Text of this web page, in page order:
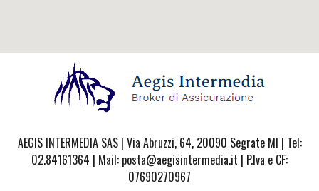
AEGIS INTERMEDIA SAS | Via Abruzzi, 64, 20090 Segrate MI | Tel:
02.84161364 | Mail: posta@aegisintermedia.it | P.Iva e CF:
07690270967